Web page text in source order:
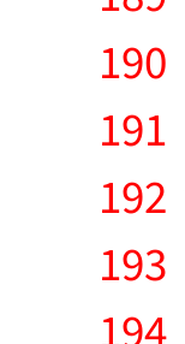
190
191
192
193